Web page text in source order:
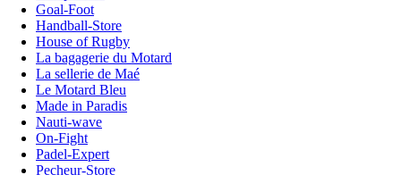
Goal-Foot
Handball-Store
House of Rugby
La bagagerie du Motard
La sellerie de Maé
Le Motard Bleu
Made in Paradis
Nauti-wave
On-Fight
Padel-Expert
Pecheur-Store